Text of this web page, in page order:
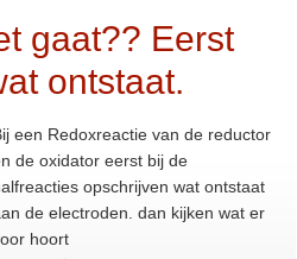
gaat?? Eerst
ontstaat.
een Redoxreactie van de reductor
de oxidator eerst bij de
opschrijven wat ontstaat
de electroden. dan kijken wat er
hoort